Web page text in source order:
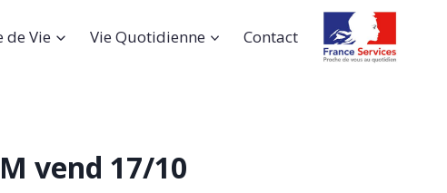
de Vie Vie Quotidienne Contact
vend 17/10